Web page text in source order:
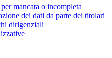
mancata o incompleta
dei dati da parte dei titolari
dirigenziali